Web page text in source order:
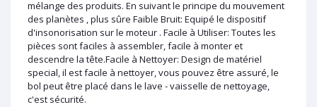
mélange des produits. En suivant le principe du mouvement
des planètes , plus sûre Faible Bruit: Equipé le dispositif
d'insonorisation sur le moteur . Facile à Utiliser: Toutes les
pièces sont faciles à assembler, facile à monter et
descendre la tête.Facile à Nettoyer: Design de matériel
special, il est facile à nettoyer, vous pouvez être assuré, le
bol peut être placé dans le lave - vaisselle de nettoyage,
c'est sécurité.